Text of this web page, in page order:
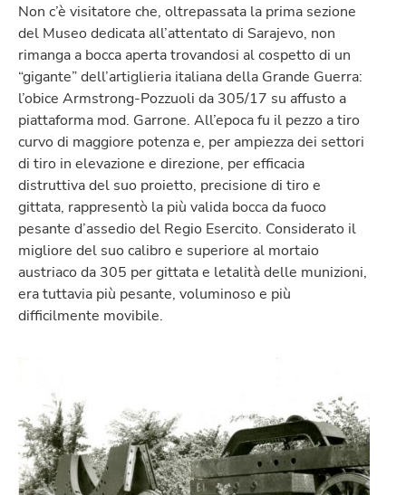
Non c’è visitatore che, oltrepassata la prima sezione
del Museo dedicata all’attentato di Sarajevo, non
rimanga a bocca aperta trovandosi al cospetto di un
“gigante” dell’artiglieria italiana della Grande Guerra:
l’obice Armstrong-Pozzuoli da 305/17 su affusto a
piattaforma mod. Garrone. All’epoca fu il pezzo a tiro
curvo di maggiore potenza e, per ampiezza dei settori
di tiro in elevazione e direzione, per efficacia
distruttiva del suo proietto, precisione di tiro e
gittata, rappresentò la più valida bocca da fuoco
pesante d’assedio del Regio Esercito. Considerato il
migliore del suo calibro e superiore al mortaio
austriaco da 305 per gittata e letalità delle munizioni,
era tuttavia più pesante, voluminoso e più
difficilmente movibile.